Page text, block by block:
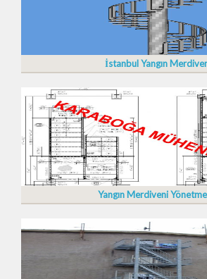
İstanbul Yangın
Yangın Merdiveni